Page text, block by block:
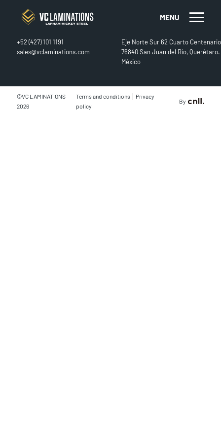
MENU
CONTACT
+52 (427) 101 1191
sales@vclaminations.com
Eje Norte Sur 62 Cuarto Centenario
76840 San Juan del Río, Querétaro.
México
©VC LAMINATIONS
2026
Terms and conditions | Privacy
policy
By